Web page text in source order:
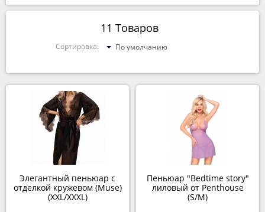
11 Товаров
Сортировка: По умолчанию
Элегантный пеньюар с
отделкой кружевом (Muse)
(XXL/XXXL)
Пеньюар "Bedtime story"
лиловый от Penthouse
(S/M)